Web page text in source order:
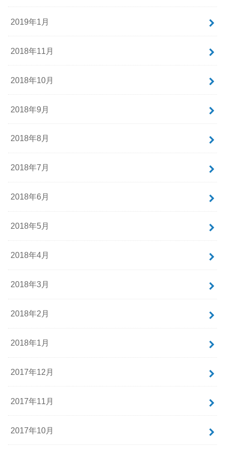
2019年1月
2018年11月
2018年10月
2018年9月
2018年8月
2018年7月
2018年6月
2018年5月
2018年4月
2018年3月
2018年2月
2018年1月
2017年12月
2017年11月
2017年10月